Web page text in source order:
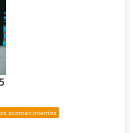
acontecimientos